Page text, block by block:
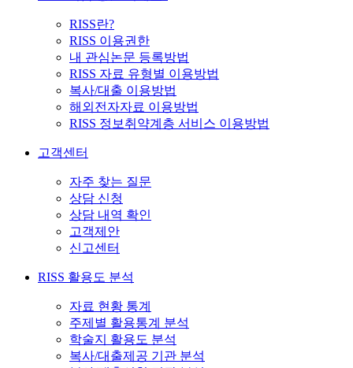
RISS란?
RISS 이용권한
내 관심논문 등록방법
RISS 자료 유형별 이용방법
복사/대출 이용방법
해외전자자료 이용방법
RISS 정보취약계층 서비스 이용방법
고객센터
자주 찾는 질문
상담 신청
상담 내역 확인
고객제안
신고센터
RISS 활용도 분석
자료 현황 통계
주제별 활용통계 분석
학술지 활용도 분석
복사/대출제공 기관 분석